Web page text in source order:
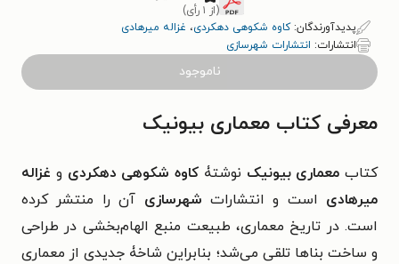
(از ۱ رأی)
پدیدآورندگان:کاوه شکوهی دهکردی، غزاله میرهادی
انتشارات: انتشارات شهرسازی
ناموجود
معرفی کتاب معماری بیونیک
کتاب معماری بیونیک نوشتۀ کاوه شکوهی دهکردی و غزاله
میرهادی است و انتشارات شهرسازی آن را منتشر کرده
است. در تاریخ معماری، طبیعت منبع الهام‌بخشی در طراحی
و ساخت بناها تلقی می‌شد؛ بنابراین شاخۀ جدیدی از معماری